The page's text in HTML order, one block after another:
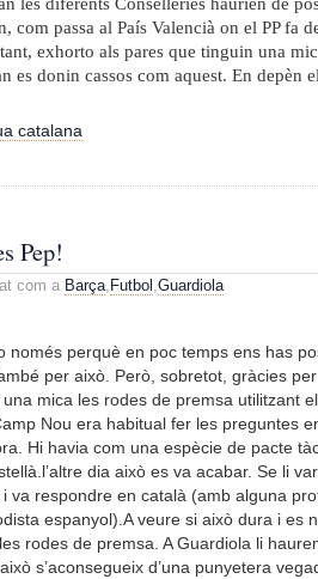
com passa al País Valencià on el PP fa
exhorto als pares que tinguin una
es donin cassos com aquest. En depèn
catalana
Pep!
com a Barça Futbol Guardiola
només perquè en poc temps ens has
per això. Però, sobretot, gràcies
una mica les rodes de premsa utilitzant
Nou era habitual fer les preguntes
Hi havia com una espècie de pacte
dia això es va acabar. Se li
va respondre en català (amb alguna
espanyol).A veure si això dura i es
rodes de premsa. A Guardiola li
s’aconsegueix d’una punyetera